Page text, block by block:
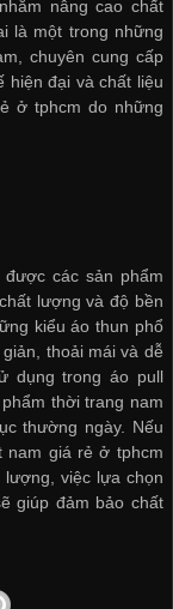
nâng cao chất
là một trong những
chuyên cung cấp
hiện đại và chất liệu
ở tphcm do những
các sản phẩm
lượng và độ bền
kiểu áo thun phổ
thoải mái và dễ
dụng trong áo pull
thời trang nam
thường ngày. Nếu
nam giá rẻ ở tphcm
lượng, việc lựa chọn
giúp đảm bảo chất